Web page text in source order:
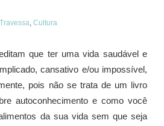
Travessa Cultura
que ter uma vida saudável e
cansativo e/ou impossível,
pois não se trata de um livro
autoconhecimento e como você
da sua vida sem que seja